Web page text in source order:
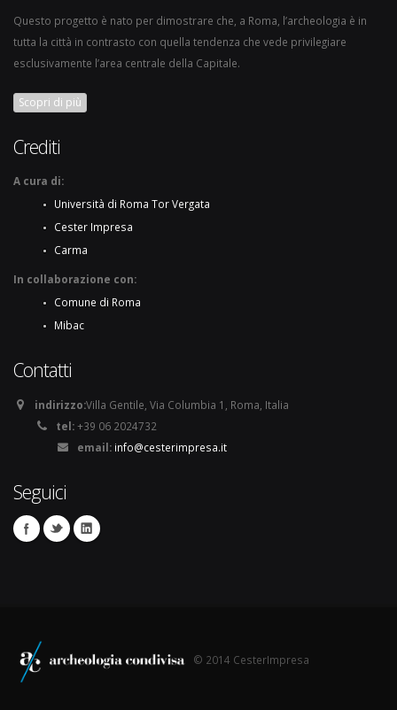
Questo progetto è nato per dimostrare che, a Roma, l’archeologia è in
tutta la città in contrasto con quella tendenza che vede privilegiare
esclusivamente l’area centrale della Capitale.
Scopri di più
Crediti
A cura di:
Università di Roma Tor Vergata
Cester Impresa
Carma
In collaborazione con:
Comune di Roma
Mibac
Contatti
indirizzo:Villa Gentile, Via Columbia 1, Roma, Italia
tel:+39 06 2024732
email: info@cesterimpresa.it
Seguici
© 2014 CesterImpresa